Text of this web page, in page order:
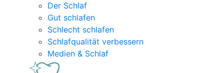
Der Schlaf
Gut schlafen
Schlecht schlafen
Schlafqualität verbessern
Medien & Schlaf